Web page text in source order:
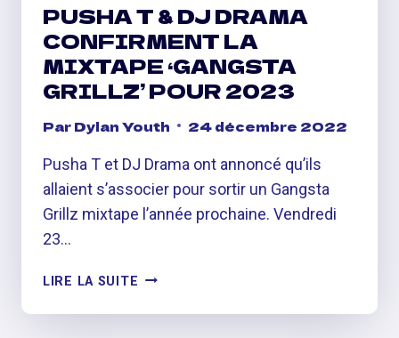
PUSHA T & DJ DRAMA
CONFIRMENT LA
MIXTAPE ‘GANGSTA
GRILLZ’ POUR 2023
ParDylan Youth 24 décembre 2022
Pusha T et DJ Drama ont annoncé qu’ils
allaient s’associer pour sortir un Gangsta
Grillz mixtape l’année prochaine. Vendredi
23…
LIRE LA SUITE PUSHA
&